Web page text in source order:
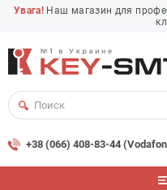
Увага! Наш магазин для
+38 (066) 408-83-44